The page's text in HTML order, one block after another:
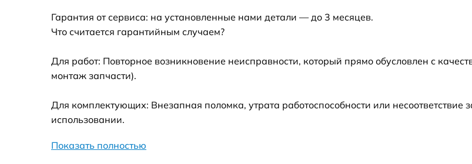
креплений, кнопок) вытяжки Midea
Ремонт платы управления (восстановление)
Замена двигателя вытяжки Midea
Гарантия от сервиса: на установленные нами детали — до 3 месяцев.
Что считается гарантийным случаем?
Для работ: Повторное возникновение неисправности, который прямо обусловлен с
монтаж запчасти).
Для комплектующих: Внезапная поломка, утрата работоспособности или
использовании.
Показать полностью